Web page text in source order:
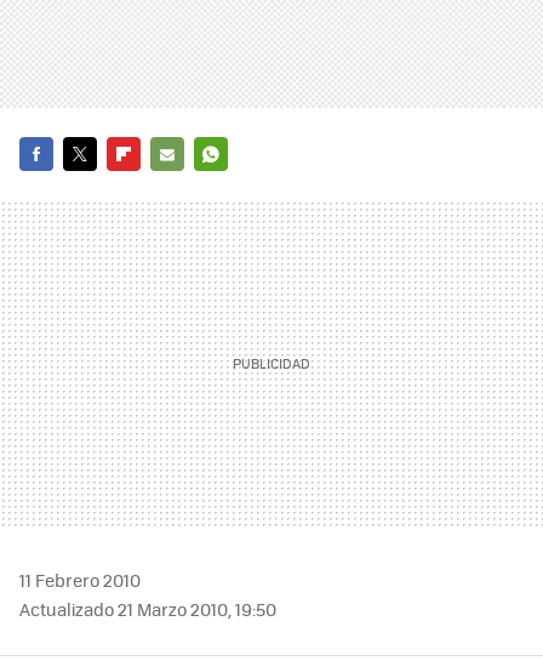
MAIL
11 Febrero 2010
Actualizado 21 Marzo 2010, 19:50